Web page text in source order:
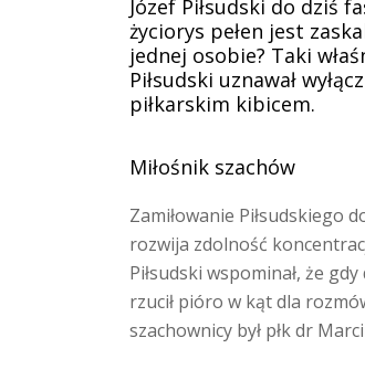
Józef Piłsudski do dziś
życiorys pełen jest
jednej osobie? Taki
Piłsudski uznawał
piłkarskim kibicem.
Miłośnik szachów
Zamiłowanie Piłsudskiego
rozwija zdolność
Piłsudski wspominał, że
rzucił pióro w kąt dla
szachownicy był płk dr